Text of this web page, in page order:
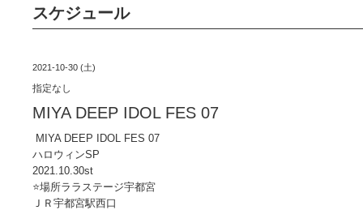
スケジュール
2021-10-30 (土)
指定なし
MIYA DEEP IDOL FES 07
MIYA DEEP IDOL FES 07
ハロウィンSP
2021.10.30st
⭐️場所ララステージ宇都宮
ＪＲ宇都宮駅西口